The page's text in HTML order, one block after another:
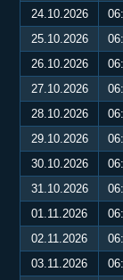
24.10.2026
25.10.2026
26.10.2026
27.10.2026
28.10.2026
29.10.2026
30.10.2026
31.10.2026
01.11.2026
02.11.2026
03.11.2026